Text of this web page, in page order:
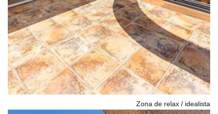
Zona de relax idealista